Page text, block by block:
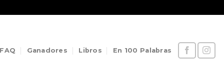
FAQ Ganadores Libros En 100 Palabras